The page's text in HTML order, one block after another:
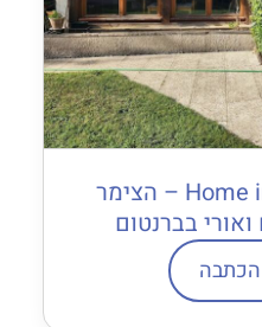
Home in the Dorgdogne – הצימר
בברנטום